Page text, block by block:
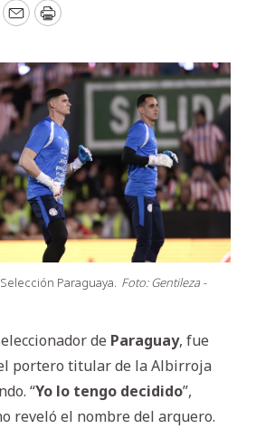
EmailPrint
Paraguaya. Foto: Gentileza -
de Paraguay, fue
portero titular de la Albirroja
“Yo lo tengo decidido”,
reveló el nombre del arquero.